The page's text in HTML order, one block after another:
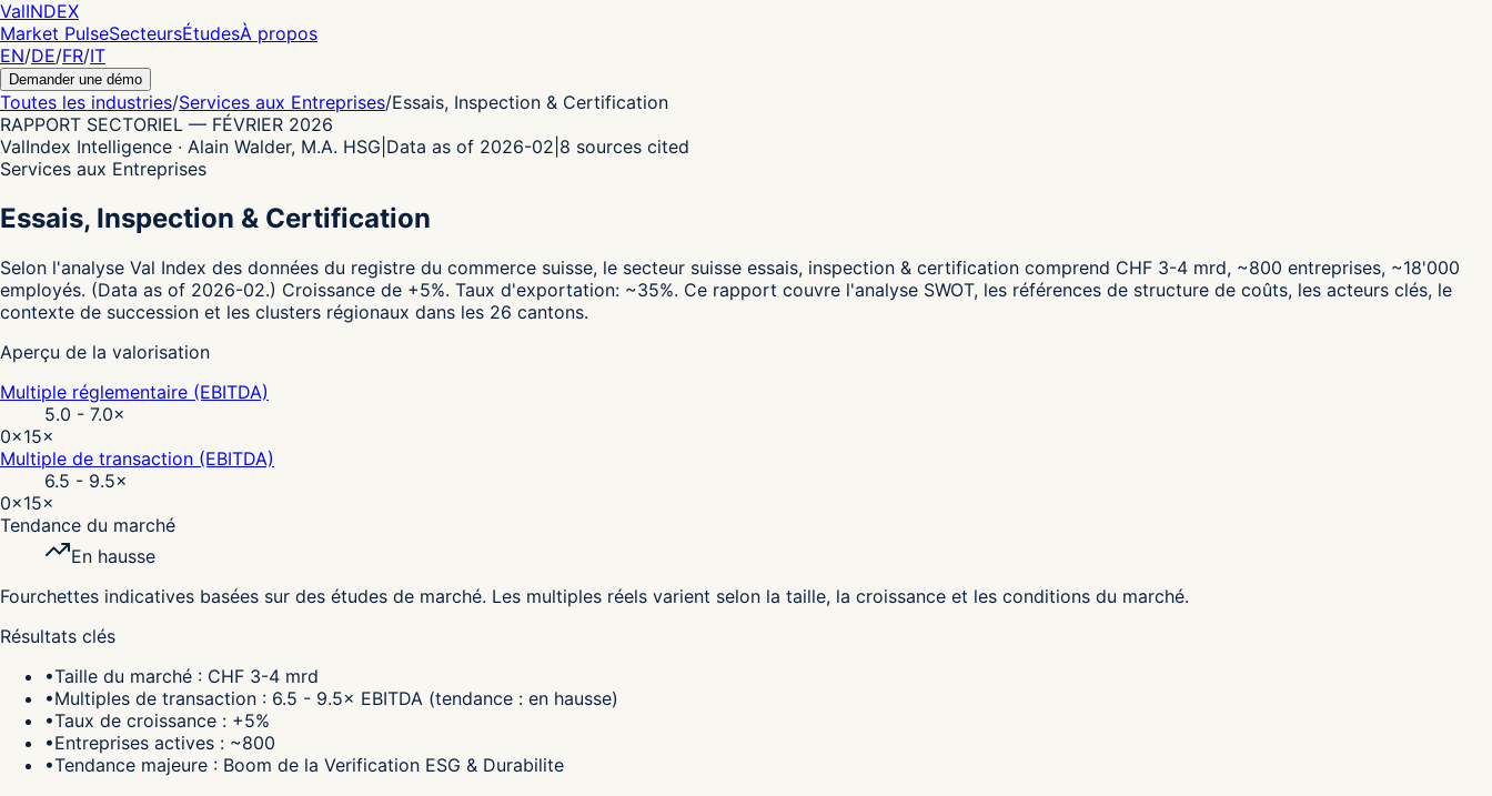
ValINDEX
Market PulseSecteursÉtudesÀ propos
EN/DE/FR/IT
Demander une démo
Toutes les industries/Services aux Entreprises/Essais, Inspection & Certification
RAPPORT SECTORIEL — FÉVRIER 2026
ValIndex Intelligence · Alain Walder, M.A. HSG Data as of 2026-02 8 sources cited
Services aux Entreprises
Essais, Inspection & Certification
Selon l'analyse Val Index des données du registre du commerce suisse, le secteur suisse essais, inspection & certification comprend CHF 3-4 mrd, ~800 entreprises, ~18'000
employés. (Data as of 2026-02.) Croissance de +5%. Taux d'exportation: ~35%. Ce rapport couvre l'analyse SWOT, les références de structure de coûts, les acteurs clés, le
contexte de succession et les clusters régionaux dans les 26 cantons.
Aperçu de la valorisation
Multiple réglementaire (EBITDA)
5.0 - 7.0×
0×15×
Multiple de transaction (EBITDA)
6.5 - 9.5×
0×15×
Tendance du marché
En hausse
Fourchettes indicatives basées sur des études de marché. Les multiples réels varient selon la taille, la croissance et les conditions du marché.
Résultats clés
•Taille du marché : CHF 3-4 mrd
•Multiples de transaction : 6.5 - 9.5× EBITDA (tendance : en hausse)
•Taux de croissance : +5%
•Entreprises actives : ~800
•Tendance majeure : Boom de la Verification ESG & Durabilite